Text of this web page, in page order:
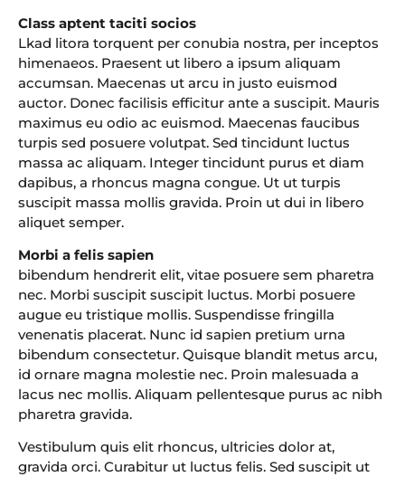
Class aptent taciti socios
Lkad litora torquent per conubia nostra, per inceptos
himenaeos. Praesent ut libero a ipsum aliquam
accumsan. Maecenas ut arcu in justo euismod
auctor. Donec facilisis efficitur ante a suscipit. Mauris
maximus eu odio ac euismod. Maecenas faucibus
turpis sed posuere volutpat. Sed tincidunt luctus
massa ac aliquam. Integer tincidunt purus et diam
dapibus, a rhoncus magna congue. Ut ut turpis
suscipit massa mollis gravida. Proin ut dui in libero
aliquet semper.
Morbi a felis sapien
bibendum hendrerit elit, vitae posuere sem pharetra
nec. Morbi suscipit suscipit luctus. Morbi posuere
augue eu tristique mollis. Suspendisse fringilla
venenatis placerat. Nunc id sapien pretium urna
bibendum consectetur. Quisque blandit metus arcu,
id ornare magna molestie nec. Proin malesuada a
lacus nec mollis. Aliquam pellentesque purus ac nibh
pharetra gravida.
Vestibulum quis elit rhoncus, ultricies dolor at,
gravida orci. Curabitur ut luctus felis. Sed suscipit ut